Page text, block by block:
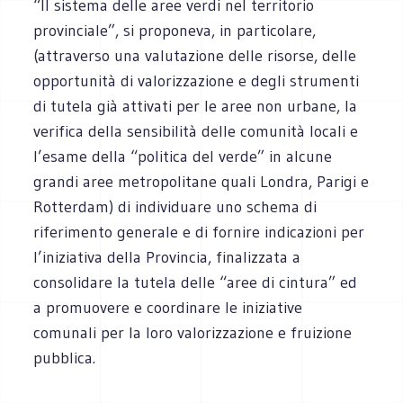
“Il sistema delle aree verdi nel territorio
provinciale”, si proponeva, in particolare,
(attraverso una valutazione delle risorse, delle
opportunità di valorizzazione e degli strumenti
di tutela già attivati per le aree non urbane, la
verifica della sensibilità delle comunità locali e
l’esame della “politica del verde” in alcune
grandi aree metropolitane quali Londra, Parigi e
Rotterdam) di individuare uno schema di
riferimento generale e di fornire indicazioni per
l’iniziativa della Provincia, finalizzata a
consolidare la tutela delle “aree di cintura” ed
a promuovere e coordinare le iniziative
comunali per la loro valorizzazione e fruizione
pubblica.